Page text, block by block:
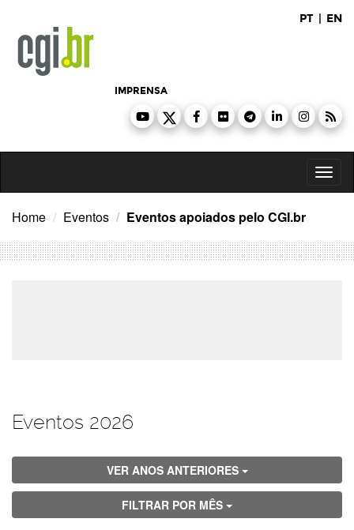
conteúdo
PT | EN
IMPRENSA
Home Eventos Eventos apoiados pelo CGI.br
Eventos 2026
VER ANOS ANTERIORES
FILTRAR POR MÊS